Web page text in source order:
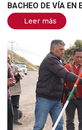
BACHEO DE VÍA EN
Leer más